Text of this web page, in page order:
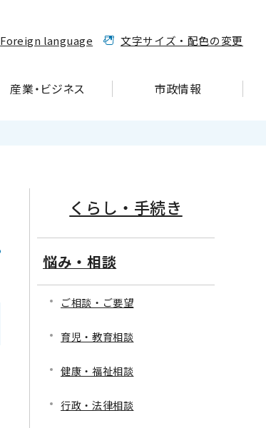
Foreign language 文字サイズ・配色の変更
産業・ビジネス 市政情報
くらし・手続き
悩み・相談
ご相談・ご要望
育児・教育相談
健康・福祉相談
行政・法律相談